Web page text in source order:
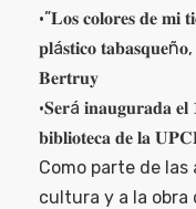
•”𝐋𝐨𝐬 𝐜𝐨𝐥𝐨𝐫𝐞𝐬 𝐝𝐞 𝐦𝐢
𝐩𝐥á𝐬𝐭𝐢𝐜𝐨
𝐁𝐞𝐫𝐭𝐫𝐮𝐲
•𝐒𝐞𝐫á 𝐢𝐧𝐚𝐮𝐠𝐮𝐫𝐚𝐝𝐚 𝐞𝐥
𝐛𝐢𝐛𝐥𝐢𝐨𝐭𝐞𝐜𝐚 𝐝𝐞 𝐥𝐚
Como parte de
cultura y a la